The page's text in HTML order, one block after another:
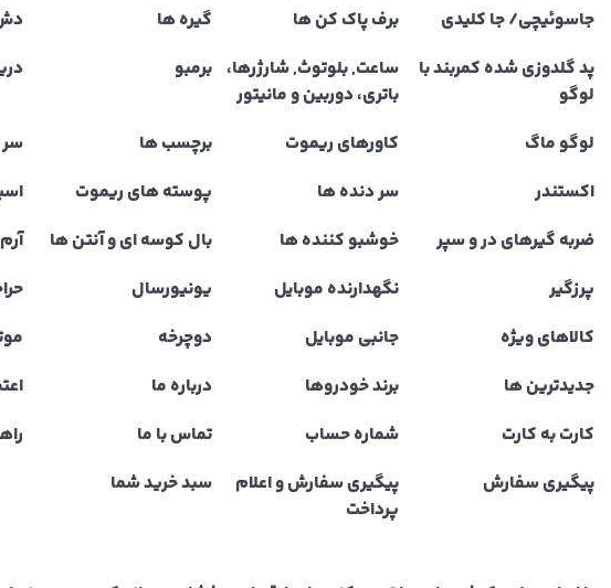
جاسوئیچی/ جا کلیدی برف پاک کن ها گیره ها
پد گلدوزی شده کمربند با
لوگو
ساعت, بلوتوث, شارژرها،
باتری، دوربین و مانیتور
برمبو
لوگو ماگ کاورهای ریموت برچسب ها سر
اکستندر
سر دنده ها پوسته های ریموت
ضربه گیرهای در و سپر
خوشبو کننده ها بال کوسه ای و آنتن ها
پرزگیر
نگهدارنده موبایل یونیورسال
کالاهای ویژه
جانبی موبایل دوچرخه
جدیدترین ها
برند خودروها درباره ما
کارت به کارت
شماره حساب تماس با ما
پیگیری سفارش
پیگیری سفارش و اعلام
پرداخت
سبد خرید شما